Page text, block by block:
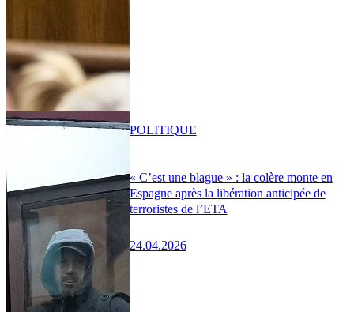
« C’est une blague » : la colère monte en
Espagne après la libération anticipée de
terroristes de l’ETA
24.04.2026
POLITIQUE